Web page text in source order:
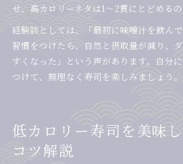
せ、高カロリーネタは1～2貫にとどめるの
経験談としては、「最初に味噌汁を飲ん
習慣をつけたら、自然と摂取量が減り、
すくなった」という声があります。自分
つけて、無理なく寿司を楽しみましょう。
低カロリー寿司を美味
コツ解説